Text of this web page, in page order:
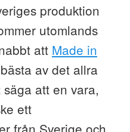
produktion
utomlands
att Made in
av det allra
att en vara,
ett
från Sverige och